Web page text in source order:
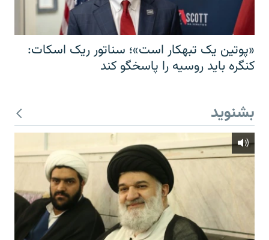
«پوتین یک تبهکار است»؛ سناتور ریک اسکات:
کنگره باید روسیه را پاسخگو کند
بشنوید